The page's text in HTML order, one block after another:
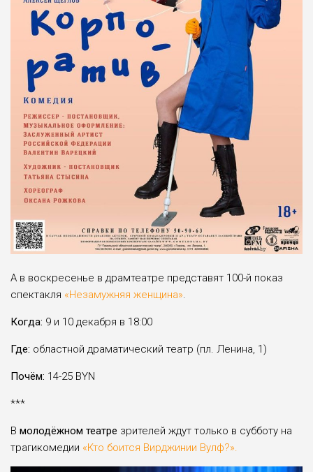
А в воскресенье в драмтеатре представят 100-й показ
спектакля «Незамужняя женщина».
Когда: 9 и 10 декабря в 18:00
Где: областной драматический театр (пл. Ленина, 1)
Почём: 14-25 BYN
***
В молодёжном театре зрителей ждут только в субботу на
трагикомедии «Кто боится Вирджинии Вулф?».